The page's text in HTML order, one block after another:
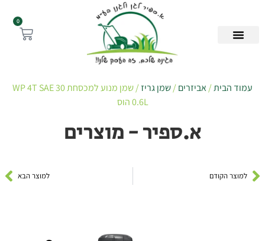
0
עמוד הבית/אביזרים/שמן גריז
/ שמן מנוע למכסחת WP 4T SAE 30
0.6L הוס
א.ספיר - מוצרים
למוצר הקודם למוצר הבא